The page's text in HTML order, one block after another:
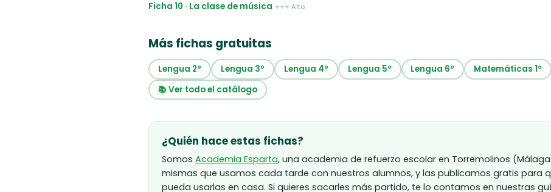
Ficha 10 · La clase de música ⭐⭐⭐ Alto
Más fichas gratuitas
Lengua 2º Lengua 3º Lengua 4º Lengua 5º Lengua 6º
Matemáticas 1º
📚 Ver todo el catálogo
¿Quién hace estas fichas?
SomosAcademia Esparta, una academia de refuerzo escolar en Torremolinos
mismas que usamos cada tarde con nuestros alumnos, y las publicamos gratis para
pueda usarlas en casa. Si quieres sacarles más partido, te lo contamos en nuestras